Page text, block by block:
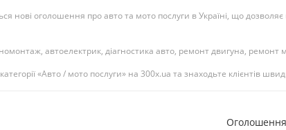
нові оголошення про авто та мото послуги в Україні, що
автоелектрик, діагностика авто, ремонт двигуна, ремонт
«Авто / мото послуги» на 300x.ua та знаходьте клієнтів
Оголошення